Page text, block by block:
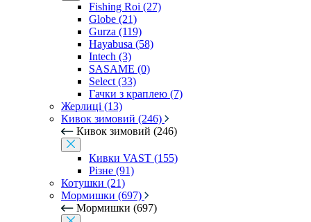
Fishing Roi (27)
Globe (21)
Gurza (119)
Hayabusa (58)
Intech (3)
SASAME (0)
Select (33)
Гачки з краплею (7)
Жерлиці (13)
Кивок зимовий (246)
Кивок зимовий (246)
Кивки VAST (155)
Різне (91)
Котушки (21)
Мормишки (697)
Мормишки (697)